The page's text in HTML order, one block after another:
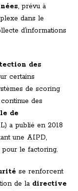
, prévu à
dans le
d’informations
des
certains
de scoring
des
de
a publié en 2018
une AIPD,
pour le factoring.
se renforcent
de la directive